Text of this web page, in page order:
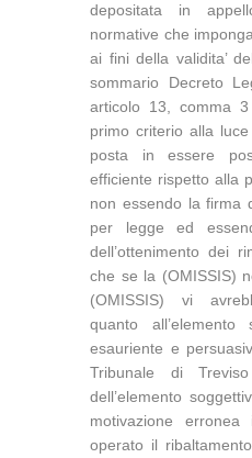
depositata in
normative che
ai fini della validita’
sommario Decreto
articolo 13, comma
primo criterio alla
posta in essere
efficiente rispetto alla
non essendo la firma
per legge ed
dell’ottenimento dei
che se la (OMISSIS)
(OMISSIS) vi
quanto
esauriente e
Tribunale di
dell’elemento
motivazione
operato il